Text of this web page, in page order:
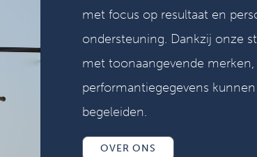
met focus op resultaat en
ondersteuning. Dankzij onze
met toonaangevende
performantiegegevens
begeleiden.
OVER ONS